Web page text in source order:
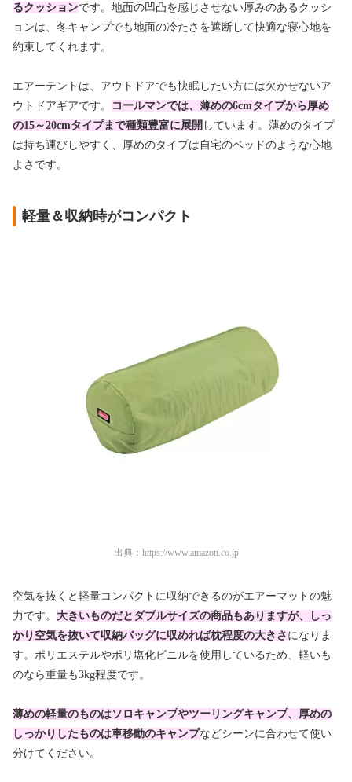
るクッションです。地面の凹凸を感じさせない厚みのあるクッシ
ョンは、冬キャンプでも地面の冷たさを遮断して快適な寝心地を
約束してくれます。
エアーテントは、アウトドアでも快眠したい方には欠かせないア
ウトドアギアです。
コールマンでは、薄めの6cmタイプから厚め
の15～20cmタイプまで種類豊富に展開 しています。薄めのタイプ
は持ち運びしやすく、厚めのタイプは自宅のベッドのような心地
よさです。
軽量＆収納時がコンパクト
出典： https://www.amazon.co.jp
空気を抜くと軽量コンパクトに収納できるのがエアーマットの魅
力です。 大きいものだとダブルサイズの商品もありますが、しっ
かり空気を抜いて収納バッグに収めれば枕程度の大きさ になりま
す。ポリエステルやポリ塩化ビニルを使用しているため、軽いも
のなら重量も3kg程度です。
薄めの軽量のものはソロキャンプやツーリングキャンプ、厚めの
しっかりしたものは車移動のキャンプなどシーンに合わせて使い
分けてください。